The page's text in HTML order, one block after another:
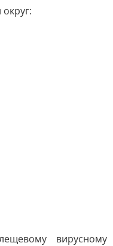
вирусному